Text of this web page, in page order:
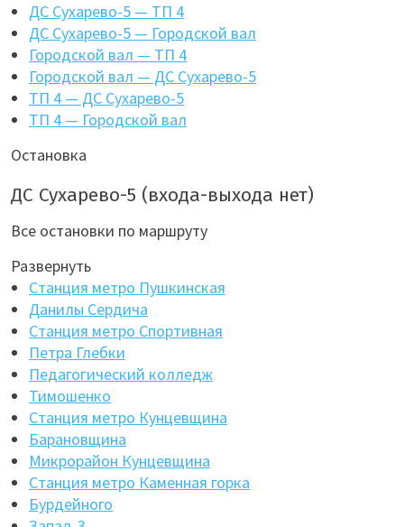
ДС Сухарево-5 — ТП 4
ДС Сухарево-5 — Городской вал
Городской вал — ТП 4
Городской вал — ДС Сухарево-5
ТП 4 — ДС Сухарево-5
ТП 4 — Городской вал
Остановка
ДС Сухарево-5 (входа-выхода нет)
Все остановки по маршруту
Развернуть
Станция метро Пушкинская
Данилы Сердича
Станция метро Спортивная
Петра Глебки
Педагогический колледж
Тимошенко
Станция метро Кунцевщина
Барановщина
Микрорайон Кунцевщина
Станция метро Каменная горка
Бурдейного